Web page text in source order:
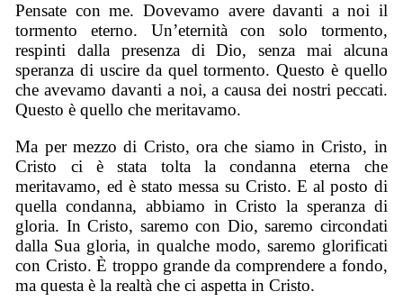
Pensate con me. Dovevamo avere davanti a noi il
tormento eterno. Un’eternità con solo tormento,
respinti dalla presenza di Dio, senza mai alcuna
speranza di uscire da quel tormento. Questo è quello
che avevamo davanti a noi, a causa dei nostri peccati.
Questo è quello che meritavamo.
Ma per mezzo di Cristo, ora che siamo in Cristo, in
Cristo ci è stata tolta la condanna eterna che
meritavamo, ed è stato messa su Cristo. E al posto di
quella condanna, abbiamo in Cristo la speranza di
gloria. In Cristo, saremo con Dio, saremo circondati
dalla Sua gloria, in qualche modo, saremo glorificati
con Cristo. È troppo grande da comprendere a fondo,
ma questa è la realtà che ci aspetta in Cristo.